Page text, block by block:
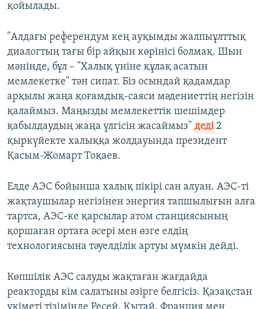
қойылады.
"Алдағы референдум кең ауқымды жалпыұлттық
диалогтың тағы бір айқын көрінісі болмақ. Шын
мәнінде, бұл – "Халық үніне құлақ асатын
мемлекетке" тән сипат. Біз осындай қадамдар
арқылы жаңа қоғамдық-саяси мәдениеттің негізін
қалаймыз. Маңызды мемлекеттік шешімдер
қабылдаудың жаңа үлгісін жасаймыз" деді 2
қыркүйекте халыққа жолдауында президент
Қасым-Жомарт Тоқаев.
Елде АЭС бойынша халық пікірі сан алуан. АЭС-ті
жақтаушылар негізінен энергия тапшылығын алға
тартса, АЭС-ке қарсылар атом станциясының
қоршаған ортаға әсері мен өзге елдің
технологиясына тәуелділік артуы мүмкін дейді.
Көпшілік АЭС салуды жақтаған жағдайда
реакторды кім салатыны әзірге белгісіз. Қазақстан